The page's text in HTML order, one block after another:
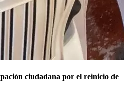
ciudadana por el reinicio de